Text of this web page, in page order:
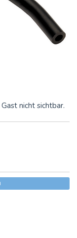
nicht sichtbar.